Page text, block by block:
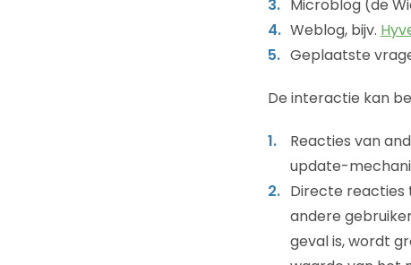
Microblog (de
Weblog, bijv.
Geplaatste
De interactie kan
Reacties van
update-
Directe reacties
andere
geval is, wordt